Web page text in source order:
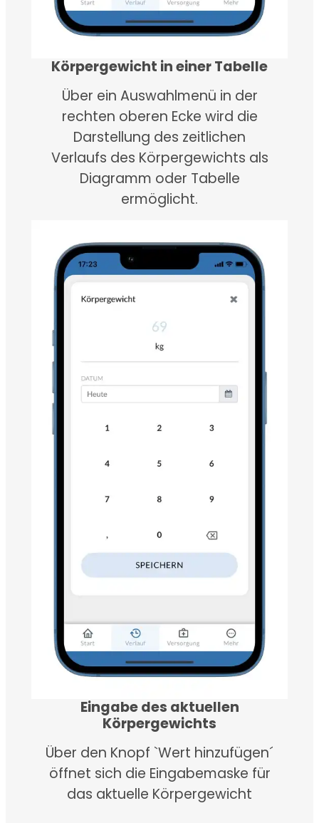
Körpergewicht in einer Tabelle
Über ein Auswahlmenü in der
rechten oberen Ecke wird die
Darstellung des zeitlichen
Verlaufs des Körpergewichts als
Diagramm oder Tabelle
ermöglicht.
Eingabe des aktuellen
Körpergewichts
Über den Knopf `Wert hinzufügen´
öffnet sich die Eingabemaske für
das aktuelle Körpergewicht